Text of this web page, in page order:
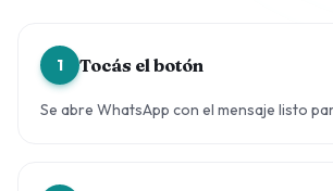
1 Tocás el botón
Se abre WhatsApp con el mensaje listo